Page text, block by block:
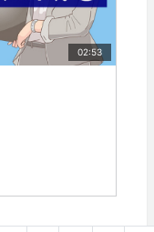
02:53